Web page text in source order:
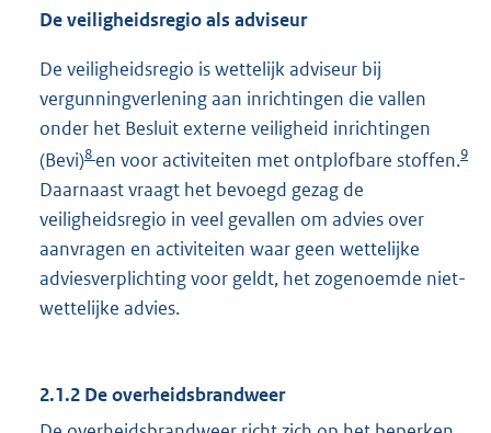
De veiligheidsregio als adviseur
De veiligheidsregio is wettelijk adviseur bij
vergunningverlening aan inrichtingen die vallen
onder het Besluit externe veiligheid inrichtingen
(Bevi)8 en voor activiteiten met ontplofbare stoffen.9
Daarnaast vraagt het bevoegd gezag de
veiligheidsregio in veel gevallen om advies over
aanvragen en activiteiten waar geen wettelijke
adviesverplichting voor geldt, het zogenoemde niet-
wettelijke advies.
2.1.2 De overheidsbrandweer